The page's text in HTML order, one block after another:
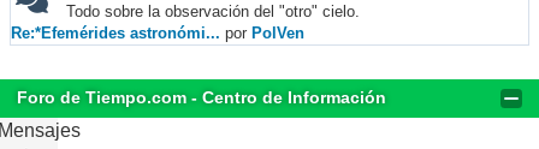
Todo sobre la observación del "otro" cielo.
Re:*Efemérides astronómi... por PolVen
Foro de Tiempo.com - Centro de Información